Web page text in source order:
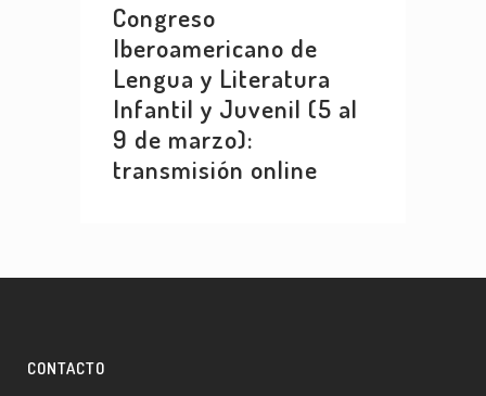
Congreso
Iberoamericano de
Lengua y Literatura
Infantil y Juvenil (5 al
9 de marzo):
transmisión online
CONTACTO